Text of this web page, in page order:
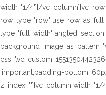
width="1/4"][/vc_column][vc_row
row_type="row"
type="full_width"
!important;padding-bottom:
z_index=""][vc_column width="1/